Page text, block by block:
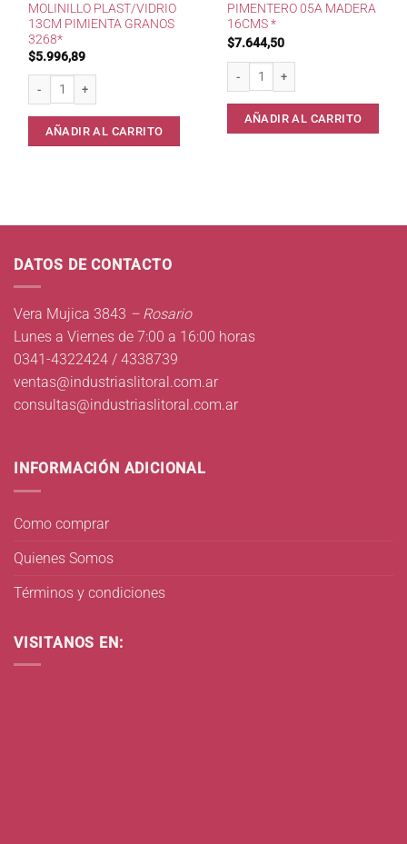
MOLINILLO PLAST/VIDRIO
13CM PIMIENTA GRANOS
3268*
$5.996,89
Molinillo Plast/Vidrio 13cm Pimienta Granos 3268* cantidad
AÑADIR AL CARRITO
PIMENTERO 05A MADERA
16CMS *
$7.644,50
Pimentero 05A Madera 16cms *
AÑADIR AL CARRITO
DATOS DE CONTACTO
Vera Mujica 3843 – Rosario
Lunes a Viernes de 7:00 a 16:00 horas
0341-4322424 / 4338739
ventas@industriaslitoral.com.ar
consultas@industriaslitoral.com.ar
INFORMACIÓN ADICIONAL
Como comprar
Quienes Somos
Términos y condiciones
VISITANOS EN: